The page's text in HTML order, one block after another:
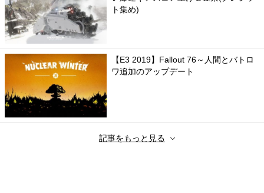
ト集め)
【E3 2019】Fallout 76～人間とバトロ
ワ追加のアップデート
記事をもっと見る